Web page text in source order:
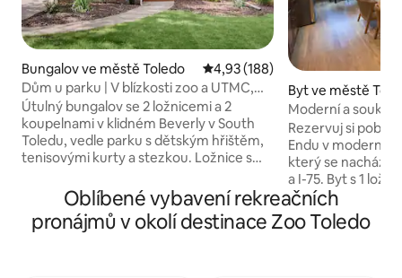
Bungalov ve městě Toledo Průměrné hodnocení 4,93 z 5,
4,93 (188)
Dům u parku | V blízkosti zoo a UTMC,
vhodné pro psy
Útulný bungalov se 2 ložnicemi a 2
koupelnami v klidném Beverly v South
Toledu, vedle parku s dětským hřištěm,
tenisovými kurty a stezkou. Ložnice s
zatemňovací závěsy, komodu, skříň a
stolní ventilátor. Dva obytné prostory –
hlavní patro a dokončené suterénní
Byt ve městě
Moderní a
a bezplatným
Rezervuj si pobyt
Endu v
který se nachází
a I-75. Byt s 1
přístupem,
TV, kvalitním
a bohatým
Oblíbené vybavení rekreačních
pronájmů v okolí destinace Zoo Toledo